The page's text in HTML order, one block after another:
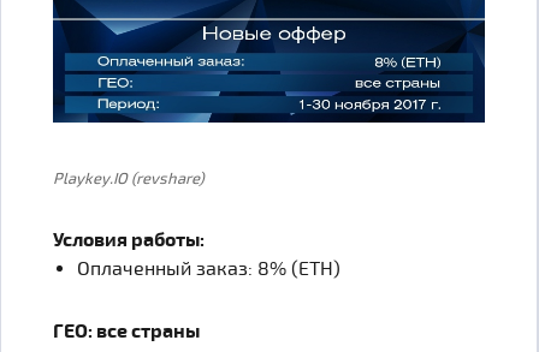
Playkey.IO (revshare)
Условия работы:
Оплаченный заказ: 8% (ETH)
ГЕО: все страны